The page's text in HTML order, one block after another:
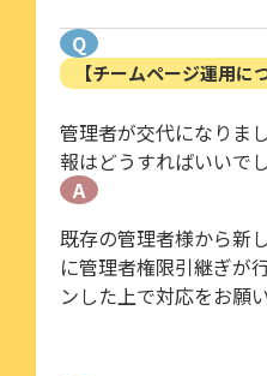
Q
【チームページ運用に
管理者が交代になりま
報はどうすればいいで
A
既存の管理者様から新
に管理者権限引継ぎが
ンした上で対応をお願